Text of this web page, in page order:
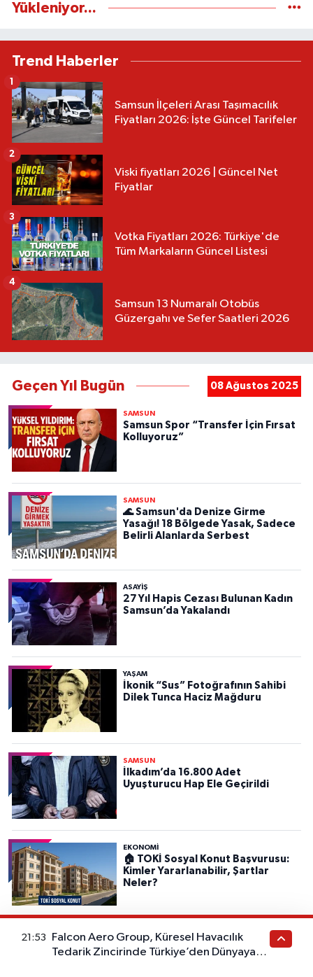
Yükleniyor...
Trend Haberler
Samsun İlçeleri Arası Taşımacılık
Fiyatları 2026: İşte Güncel Tarifeler
1
Viski fiyatları 2026 | Güncel Net
Fiyatlar
2
Votka Fiyatları 2026: Türkiye'de
Tüm Markaların Güncel Listesi
3
Samsun 13 Numaralı Otobüs
Güzergahı ve Sefer Saatleri 2026
4
Geçen Yıl Bugün 08 Ağustos 2025
SAMSUN
Samsun Spor “Transfer İçin Fırsat
Kolluyoruz”
SAMSUN
🌊 Samsun'da Denize Girme
Yasağı! 18 Bölgede Yasak, Sadece
Belirli Alanlarda Serbest
ASAYIŞ
27 Yıl Hapis Cezası Bulunan Kadın
Samsun’da Yakalandı
YAŞAM
İkonik “Sus” Fotoğrafının Sahibi
Dilek Tunca Haciz Mağduru
SAMSUN
İlkadım’da 16.800 Adet
Uyuşturucu Hap Ele Geçirildi
EKONOMİ
🏠 TOKİ Sosyal Konut Başvurusu:
Kimler Yararlanabilir, Şartlar
Neler?
21:53
Falcon Aero Group, Küresel Havacılık
Tedarik Zincirinde Türkiye’den Dünyaya